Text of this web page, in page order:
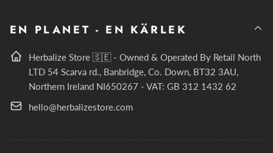
EN PLANET - EN KÄRLEK
Herbalize Store 🇸🇪 - Owned & Operated By Retail North
LTD 54 Scarva rd., Banbridge, Co. Down, BT32 3AU,
Northern Ireland NI650267 - VAT: GB 312 1432 62
hello@herbalizestore.com